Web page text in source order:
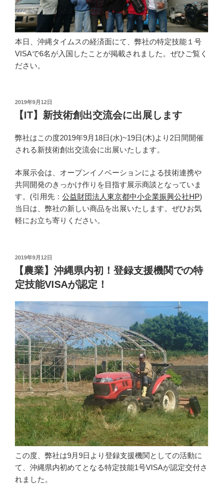
本日、沖縄タイムスの経済面にて、弊社の特定技能１号
VISAで6名が入国したことが掲載されました。ぜひご覧く
ださい。
投
稿
日:
2019年9月12日
【IT】新技術創出交流会に出展します
弊社はこの度2019年9月18日(水)~19日(木)より2日間開催
される新技術創出交流会に出展いたします。
本展示会は、オープンイノベーションによる技術連携や
共同開発のきっかけ作りを目指す展示商談となっていま
す。(引用先： 公益財団法人東京都中小企業振興公社HP)
当日は、弊社の新しい商品を出展いたします。ぜひお気
軽にお立ち寄りください。
投
稿
日:
2019年9月12日
【農業】沖縄県内初！登録支援機関での特
定技能VISAが認定！
この度、弊社は9月9日より登録支援機関としての活動に
て、沖縄県内初めてとなる特定技能1号VISAが認定交付さ
れました。